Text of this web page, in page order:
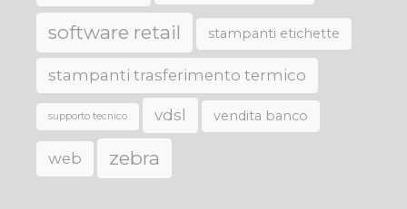
software retail stampanti etichette
stampanti trasferimento termico
supporto tecnico vdsl vendita banco
web zebra